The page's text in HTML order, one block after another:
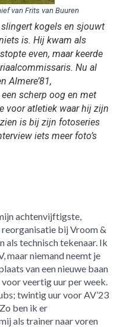
van Frits van Buuren
kogels en sjouwt
is. Hij kwam als
even, maar keerde
Nu al
Almere’81,
scherp oog en met
voor atletiek waar hij zijn
is bij zijn fotoseries
iets meer foto’s
achtenvijftigste,
reorganisatie bij Vroom &
als technisch tekenaar. Ik
maar niemand neemt je
van een nieuwe baan
veertig uur per week.
twintig uur voor AV’23
ben ik er
als trainer naar voren